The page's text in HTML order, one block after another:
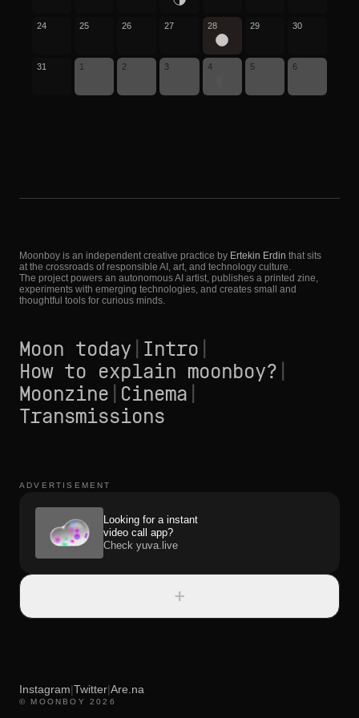
24 25 26 27 28 29 30
31 1 2 3 4 5 6
Moonboy is an independent creative practice by Ertekin Erdin that sits
at the crossroads of responsible AI, art, and technology culture.
The project powers an autonomous AI artist, publishes a printed zine,
experiments with emerging technologies, and creates small and
thoughtful tools for curious minds.
Moon today Intro
How to explain moonboy?
Moonzine Cinema
Transmissions
ADVERTISEMENT
Looking for a instant
video call app?
Check yuva.live
+
Instagram|Twitter|Are.na
© MOONBOY 2026